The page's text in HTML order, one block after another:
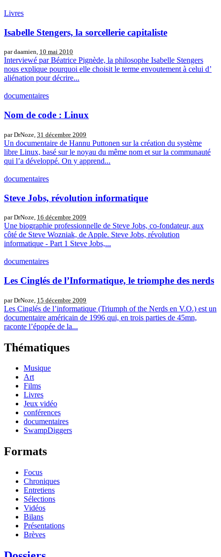
Livres
Isabelle Stengers, la sorcellerie capitaliste
par daamien, 10 mai 2010
Interviewé par Béatrice Pignède, la philosophe Isabelle Stengers
nous explique pourquoi elle choisit le terme envoutement à celui d’
aliénation pour décrire...
documentaires
Nom de code : Linux
par DrNoze, 31 décembre 2009
Un documentaire de Hannu Puttonen sur la création du système
libre Linux, basé sur le noyau du même nom et sur la communauté
qui l’a développé. On y apprend...
documentaires
Steve Jobs, révolution informatique
par DrNoze, 16 décembre 2009
Une biographie professionnelle de Steve Jobs, co-fondateur, aux
côté de Steve Wozniak, de Apple. Steve Jobs, révolution
informatique - Part 1 Steve Jobs,...
documentaires
Les Cinglés de l’Informatique, le triomphe des nerds
par DrNoze, 15 décembre 2009
Les Cinglés de l’informatique (Triumph of the Nerds en V.O.) est un
documentaire américain de 1996 qui, en trois parties de 45mn,
raconte l’épopée de la...
Thématiques
Musique
Art
Films
Livres
Jeux vidéo
conférences
documentaires
SwampDiggers
Formats
Focus
Chroniques
Entretiens
Sélections
Vidéos
Bilans
Présentations
Brèves